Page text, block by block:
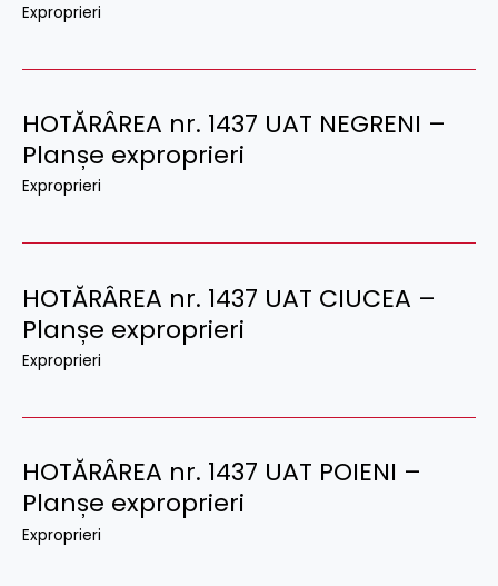
Exproprieri
HOTĂRÂREA nr. 1437 UAT NEGRENI –
Planșe exproprieri
Exproprieri
HOTĂRÂREA nr. 1437 UAT CIUCEA –
Planșe exproprieri
Exproprieri
HOTĂRÂREA nr. 1437 UAT POIENI –
Planșe exproprieri
Exproprieri